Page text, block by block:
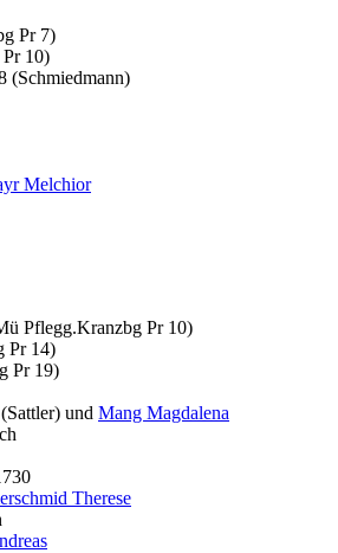
Pr 7)
10)
(Schmiedmann)
Melchior
Pflegg.Kranzbg Pr 10)
Pr 14)
Pr 19)
und Mang Magdalena
Therese